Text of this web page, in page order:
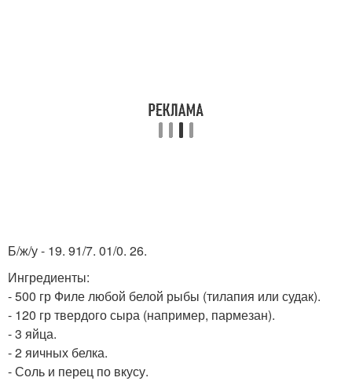
Б/ж/у - 19. 91/7. 01/0. 26.
Ингредиенты:
- 500 гр Филе любой белой рыбы (тилапия или судак).
- 120 гр твердого сыра (например, пармезан).
- 3 яйца.
- 2 яичных белка.
- Соль и перец по вкусу.